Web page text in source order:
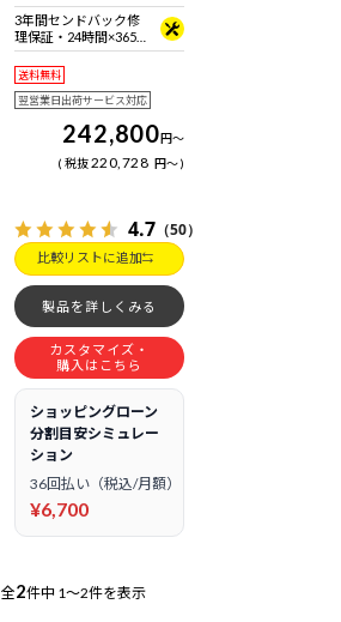
3年間センドバック修
理保証・24時間×365
日電話サポート
送料無料
翌営業日出荷サービス対応
242,800円～
税抜220,728 円～
4.7 （50）
比較リストに追加
製品を詳しくみる
カスタマイズ・
購入はこちら
ショッピングローン
分割目安シミュレー
ション
36回払い（税込/月額）
¥6,700
全2件中 1～2件を表示